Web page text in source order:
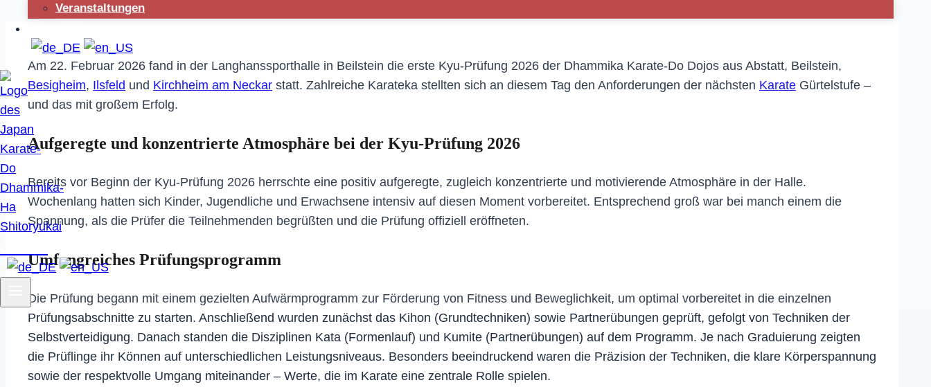
Veranstaltungen
Am 22. Februar 2026 fand in der Langhanssporthalle in Beilstein die erste Kyu-Prüfung 2026 der Dhammika Karate-Do Dojos aus Abstatt, Beilstein,
Besigheim, Ilsfeld und Kirchheim am Neckar statt. Zahlreiche Karateka stellten sich an diesem Tag den Anforderungen der nächsten Karate Gürtelstufe –
und das mit großem Erfolg.
Aufgeregte und konzentrierte Atmosphäre bei der Kyu-Prüfung 2026
Bereits vor Beginn der Kyu-Prüfung 2026 herrschte eine positiv aufgeregte, zugleich konzentrierte und motivierende Atmosphäre in der Halle.
Wochenlang hatten sich Kinder, Jugendliche und Erwachsene intensiv auf diesen Moment vorbereitet. Entsprechend groß war bei manch einem die
Spannung, als die Prüfer die Teilnehmenden begrüßten und die Prüfung offiziell eröffneten.
Umfangreiches Prüfungsprogramm
Die Prüfung begann mit einem gezielten Aufwärmprogramm zur Förderung von Fitness und Beweglichkeit, um optimal vorbereitet in die einzelnen
Prüfungsabschnitte zu starten. Anschließend wurden zunächst das Kihon (Grundtechniken) sowie Partnerübungen geprüft, gefolgt von Techniken der
Selbstverteidigung. Danach standen die Disziplinen Kata (Formenlauf) und Kumite (Partnerübungen) auf dem Programm. Je nach Graduierung zeigten
die Prüflinge ihr Können auf unterschiedlichen Leistungsniveaus. Besonders beeindruckend waren die Präzision der Techniken, die klare Körperspannung
sowie der respektvolle Umgang miteinander – Werte, die im Karate eine zentrale Rolle spielen.